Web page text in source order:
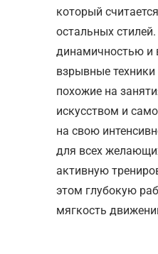
который
остальных
динамичностью и
взрывные
похожие на
искусством и
на свою
для всех
активную
этом глубокую
мягкость